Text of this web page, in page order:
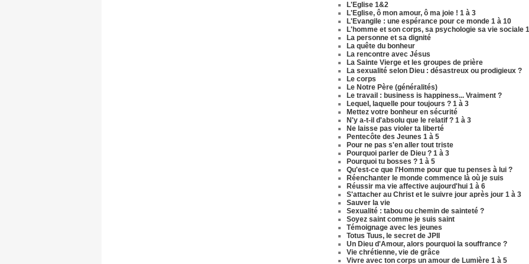
L'Eglise 1&2
L'Eglise, ô mon amour, ô ma joie ! 1 à 3
L'Evangile : une espérance pour ce monde 1 à 10
L'homme et son corps, sa psychologie sa vie sociale
La personne et sa dignité
La quête du bonheur
La rencontre avec Jésus
La Sainte Vierge et les groupes de prière
La sexualité selon Dieu : désastreux ou prodigieux ?
Le corps
Le Notre Père (généralités)
Le travail : business is happiness... Vraiment ?
Lequel, laquelle pour toujours ? 1 à 3
Mettez votre bonheur en sécurité
N'y a-t-il d'absolu que le relatif ? 1 à 3
Ne laisse pas violer ta liberté
Pentecôte des Jeunes 1 à 5
Pour ne pas s'en aller tout triste
Pourquoi parler de Dieu ? 1 à 3
Pourquoi tu bosses ? 1 à 5
Qu'est-ce que l'Homme pour que tu penses à lui ?
Réenchanter le monde commence là où je suis
Réussir ma vie affective aujourd'hui 1 à 6
S'attacher au Christ et le suivre jour après jour 1 à 3
Sauver la vie
Sexualité : tabou ou chemin de sainteté ?
Soyez saint comme je suis saint
Témoignage avec les jeunes
Totus Tuus, le secret de JPII
Un Dieu d'Amour, alors pourquoi la souffrance ?
Vie chrétienne, vie de grâce
Vivre avec ton corps un amour de Lumière 1 à 5